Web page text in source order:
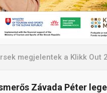
megjelentek a Klikk Out
Závada Péter